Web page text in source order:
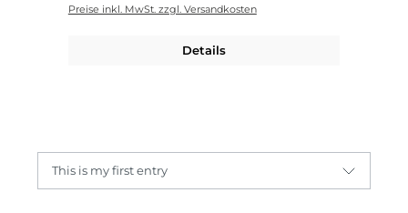
Preise inkl. MwSt. zzgl. Versandkosten
Details
This is my first entry